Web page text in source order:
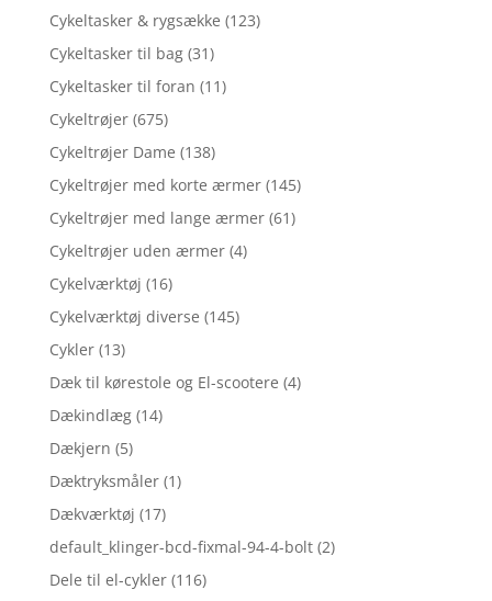
Cykeltasker & rygsække (123)
Cykeltasker til bag (31)
Cykeltasker til foran (11)
Cykeltrøjer (675)
Cykeltrøjer Dame (138)
Cykeltrøjer med korte ærmer (145)
Cykeltrøjer med lange ærmer (61)
Cykeltrøjer uden ærmer (4)
Cykelværktøj (16)
Cykelværktøj diverse (145)
Cykler (13)
Dæk til kørestole og El-scootere (4)
Dækindlæg (14)
Dækjern (5)
Dæktryksmåler (1)
Dækværktøj (17)
default_klinger-bcd-fixmal-94-4-bolt (2)
Dele til el-cykler (116)